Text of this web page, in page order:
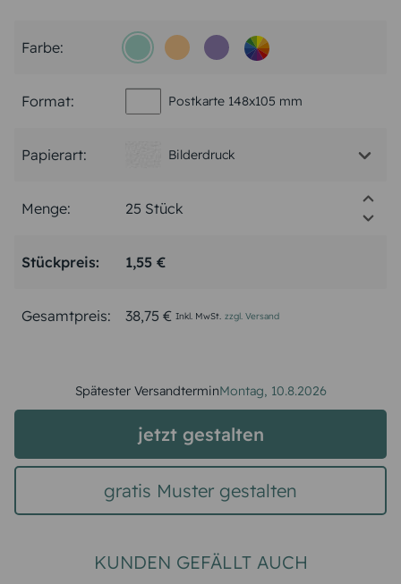
Farbe:
Format: Postkarte 148x105 mm
Papierart: Bilderdruck
Menge:
Stückpreis: 1,55 €
Gesamtpreis: 38,75 € Inkl. MwSt. zzgl. Versand
Spätester VersandterminMontag, 10.8.2026
jetzt gestalten
gratis Muster gestalten
KUNDEN GEFÄLLT AUCH